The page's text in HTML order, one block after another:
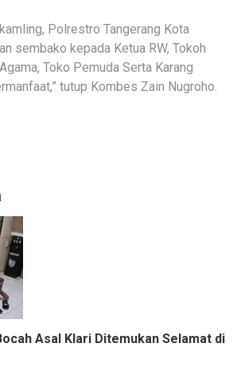
Polrestro Tangerang Kota
sembako kepada Ketua RW, Tokoh
Toko Pemuda Serta Karang
tutup Kombes Zain Nugroho.
Asal Klari Ditemukan Selamat di